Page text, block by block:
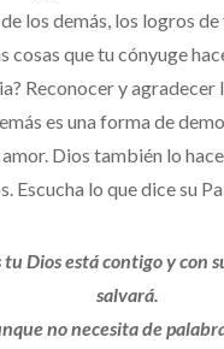
los demás, los logros de
cosas que tu cónyuge
Reconocer y agradecer
es una forma de
Dios también lo
Escucha lo que dice su
tu Dios está contigo y con
salvará.
no necesita de